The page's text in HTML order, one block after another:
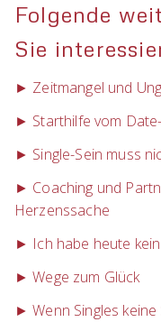
Folgende
Sie
► Zeitmangel und
► Starthilfe vom
► Single-Sein muss
► Coaching und
Herzenssache
► Ich habe heute
► Wege zum Glück
► Wenn Singles